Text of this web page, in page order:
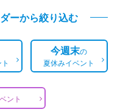
ーから絞り込む
今週末の
夏休みイベント
ント